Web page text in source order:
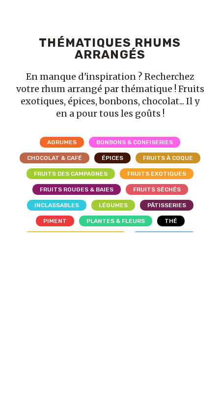
THÉMATIQUES RHUMS
ARRANGÉS
En manque d'inspiration ? Recherchez
votre rhum arrangé par thématique ! Fruits
exotiques, épices, bonbons, chocolat... Il y
en a pour tous les goûts !
AGRUMES BONBONS & CONFISERIES
CHOCOLAT & CAFÉ ÉPICES FRUITS À COQUE
FRUITS DES CAMPAGNES FRUITS EXOTIQUES
FRUITS ROUGES & BAIES FRUITS SÉCHÉS
INCLASSABLES LÉGUMES PÂTISSERIES
PIMENT PLANTES & FLEURS THÉ